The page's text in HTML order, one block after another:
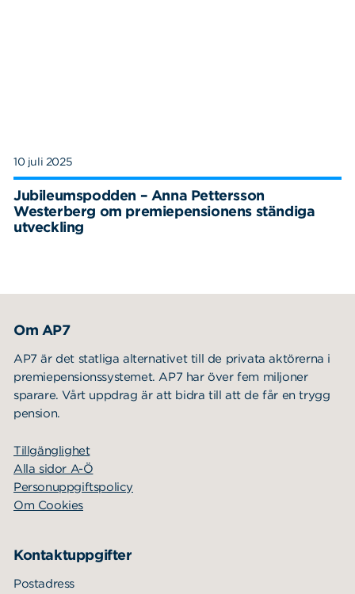
10 juli 2025
Jubileumspodden – Anna Pettersson
Westerberg om premiepensionens ständiga
utveckling
Om AP7
AP7 är det statliga alternativet till de privata aktörerna i
premiepensionssystemet. AP7 har över fem miljoner
sparare. Vårt uppdrag är att bidra till att de får en trygg
pension.
Tillgänglighet
Alla sidor A-Ö
Personuppgiftspolicy
Om Cookies
Kontaktuppgifter
Postadress